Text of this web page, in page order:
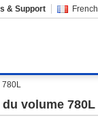
French
& Support
780L
volume 780L